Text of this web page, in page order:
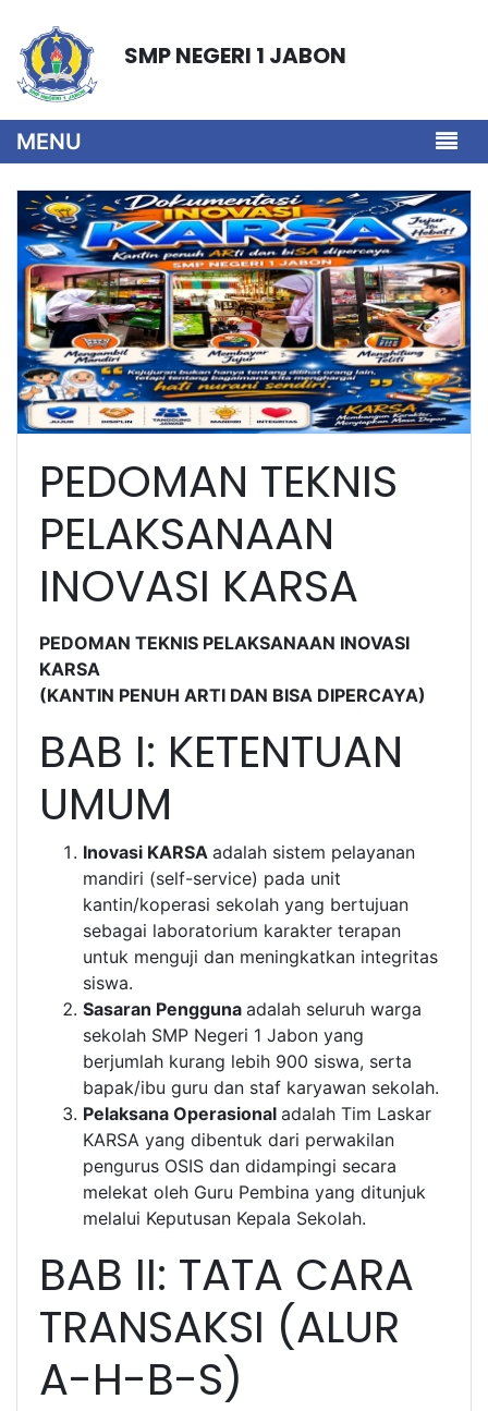
SMP NEGERI 1 JABON
MENU
PEDOMAN TEKNIS
PELAKSANAAN
INOVASI KARSA
PEDOMAN TEKNIS PELAKSANAAN INOVASI
KARSA
(KANTIN PENUH ARTI DAN BISA DIPERCAYA)
BAB I: KETENTUAN
UMUM
Inovasi KARSA adalah sistem pelayanan
mandiri (self-service) pada unit
kantin/koperasi sekolah yang bertujuan
sebagai laboratorium karakter terapan
untuk menguji dan meningkatkan integritas
siswa.
Sasaran Pengguna adalah seluruh warga
sekolah SMP Negeri 1 Jabon yang
berjumlah kurang lebih 900 siswa, serta
bapak/ibu guru dan staf karyawan sekolah.
Pelaksana Operasional adalah Tim Laskar
KARSA yang dibentuk dari perwakilan
pengurus OSIS dan didampingi secara
melekat oleh Guru Pembina yang ditunjuk
melalui Keputusan Kepala Sekolah.
BAB II: TATA CARA
TRANSAKSI (ALUR
A-H-B-S)